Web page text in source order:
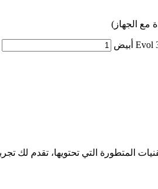
مع الجهاز)
المتطورة التي تحتويها، تقدم لك